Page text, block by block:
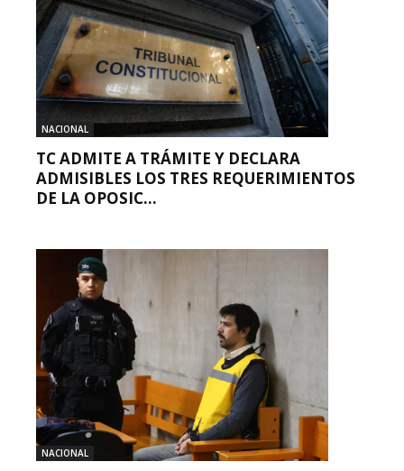
NACIONAL
TC ADMITE A TRÁMITE Y DECLARA
ADMISIBLES LOS TRES REQUERIMIENTOS
DE LA OPOSIC...
NACIONAL